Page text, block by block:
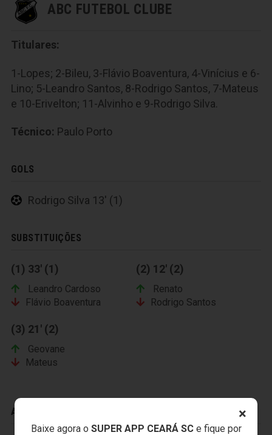
×
Baixe agora o SUPER APP CEARÁ SCe fique por
ABC FUTEBOL CLUBE
Titulares:
1-Lopes; 2-Bileu, 3-Flávio Boaventura, 4-Vinícius e 6-
Lino; 5-Leandro Santos, 8-Rodrigo Santos, 7-Mateus
e 10-Erivelton; 11-Alvinho e 9-Rodrigo Silva.
Técnico: Paulo Porto
GOLS
Rodrigo Silva 13' (1)
SUBSTITUIÇÕES
(1) 33' (1)
Leandro Cardoso
Flávio Boaventura
(2) 12' (2)
Renato
Rodrigo Santos
(3) 21' (2)
Geovane
Mateus
ADVERTÊNCIAS